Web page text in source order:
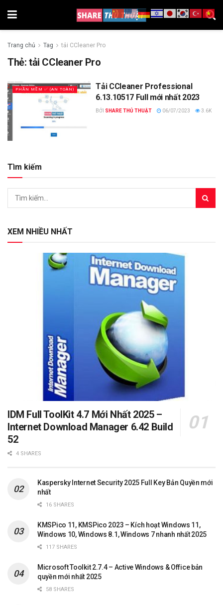
Trang chủ Tag tải CCleaner Pro
Thẻ:tải CCleaner Pro
PHẦN MỀM ✅ (AN TOÀN)
Tải CCleaner Professional
6.13.10517 Full mới nhất 2023
BỞI SHARE THỦ THUẬT 06/07/2023 3.6K
Tìm kiếm
XEM NHIỀU NHẤT
IDM Full ToolKit 4.7 Mới Nhất 2025 –
Internet Download Manager 6.42 Build
52
4 SHARES
Kaspersky Internet Security 2025 Full Key Bản Quyền mới
nhất
16 SHARES
KMSPico 11, KMSPico 2023 – Kích hoạt Windows 11,
Windows 10, Windows 8.1, Windows 7 nhanh nhất 2025
117 SHARES
Microsoft Toolkit 2.7.4 – Active Windows & Office bản
quyền mới nhất 2025
58 SHARES